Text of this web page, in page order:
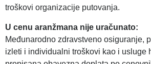
troškovi organizacije putovanja.
U cenu aranžmana nije uračunato:
Međunarodno zdravstveno osiguranje,
izleti i individualni troškovi kao i usluge